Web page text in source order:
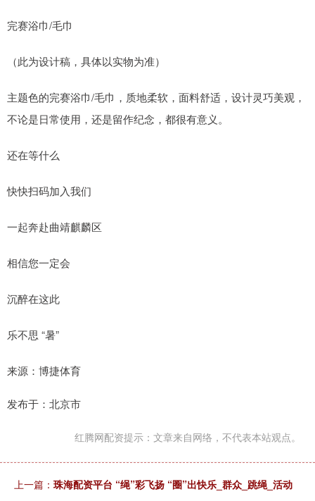
完赛浴巾/毛巾
（此为设计稿，具体以实物为准）
主题色的完赛浴巾/毛巾，质地柔软，面料舒适，设计灵巧美观，
不论是日常使用，还是留作纪念，都很有意义。
还在等什么
快快扫码加入我们
一起奔赴曲靖麒麟区
相信您一定会
沉醉在这此
乐不思 “暑”
来源：博捷体育
发布于：北京市
红腾网配资提示：文章来自网络，不代表本站观点。
上一篇： 珠海配资平台 “绳”彩飞扬 “圈”出快乐_群众_跳绳_活动